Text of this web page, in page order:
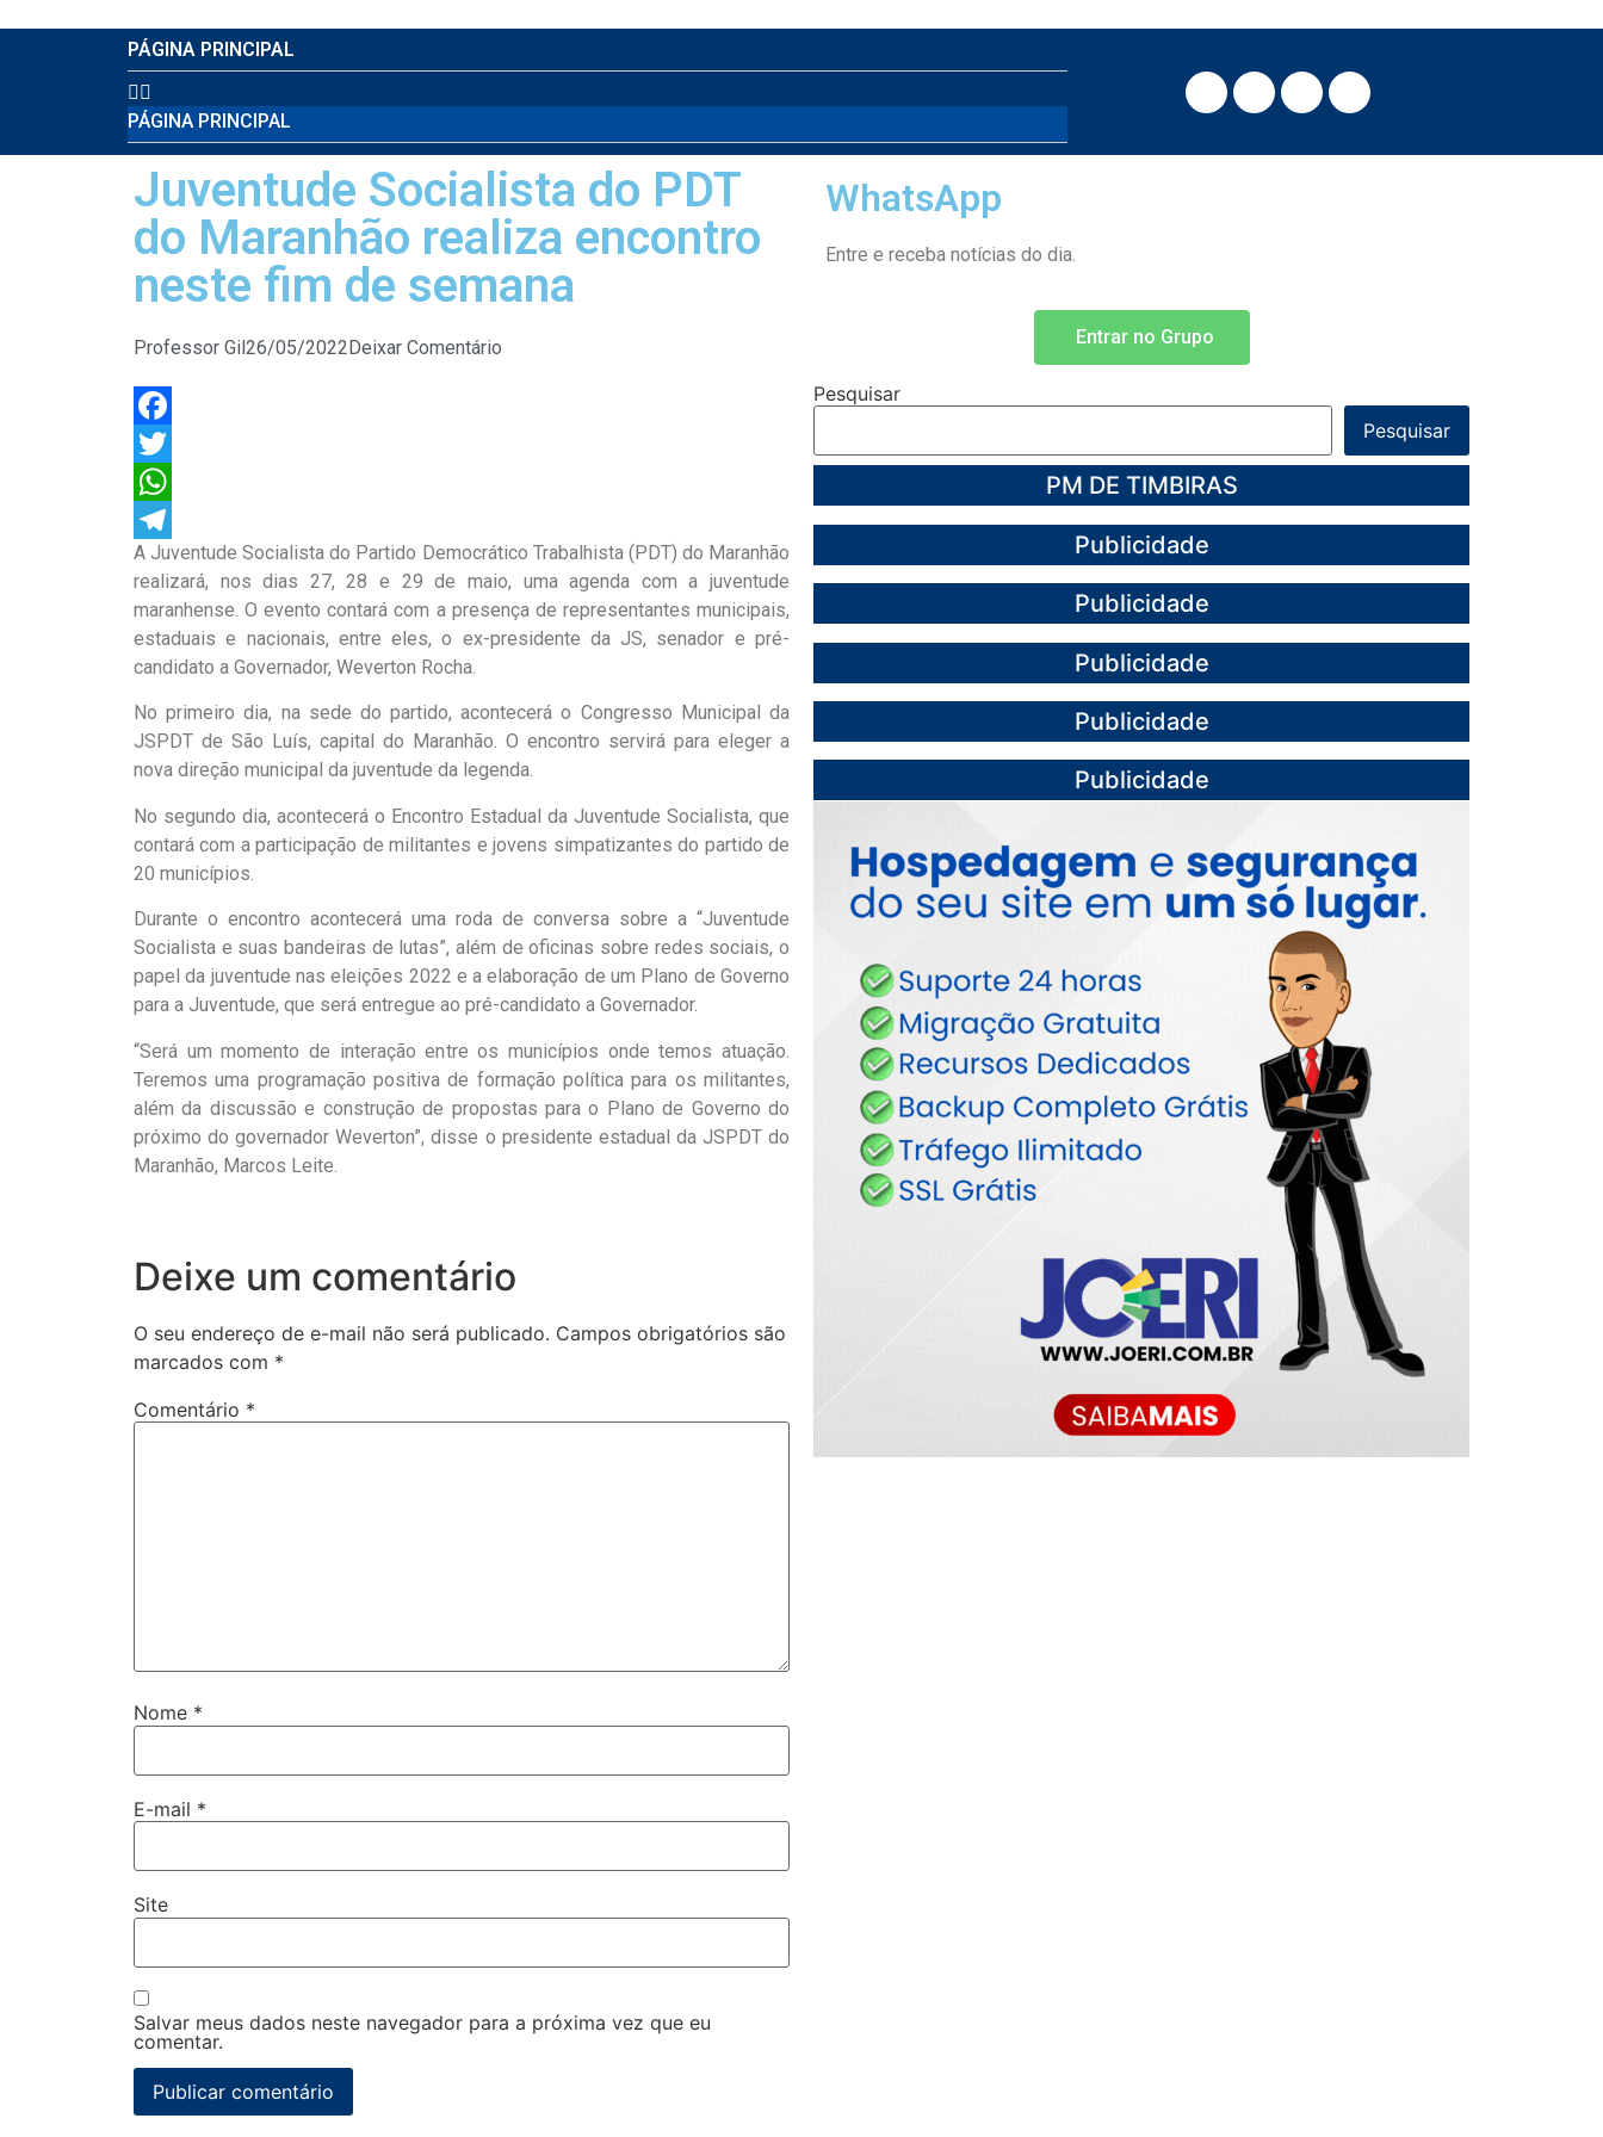
PÁGINA PRINCIPAL
PÁGINA PRINCIPAL
Juventude Socialista do PDT
do Maranhão realiza encontro
neste fim de semana
Professor Gil26/05/2022Deixar Comentário
Facebook
Twitter
WhatsApp
Telegram
A Juventude Socialista do Partido Democrático Trabalhista (PDT) do Maranhão
realizará, nos dias 27, 28 e 29 de maio, uma agenda com a juventude
maranhense. O evento contará com a presença de representantes municipais,
estaduais e nacionais, entre eles, o ex-presidente da JS, senador e pré-
candidato a Governador, Weverton Rocha.
No primeiro dia, na sede do partido, acontecerá o Congresso Municipal da
JSPDT de São Luís, capital do Maranhão. O encontro servirá para eleger a
nova direção municipal da juventude da legenda.
No segundo dia, acontecerá o Encontro Estadual da Juventude Socialista, que
contará com a participação de militantes e jovens simpatizantes do partido de
20 municípios.
Durante o encontro acontecerá uma roda de conversa sobre a “Juventude
Socialista e suas bandeiras de lutas”, além de oficinas sobre redes sociais, o
papel da juventude nas eleições 2022 e a elaboração de um Plano de Governo
para a Juventude, que será entregue ao pré-candidato a Governador.
“Será um momento de interação entre os municípios onde temos atuação.
Teremos uma programação positiva de formação política para os militantes,
além da discussão e construção de propostas para o Plano de Governo do
próximo do governador Weverton”, disse o presidente estadual da JSPDT do
Maranhão, Marcos Leite.
Deixe um comentário
O seu endereço de e-mail não será publicado. Campos obrigatórios são
marcados com *
Comentário *
Nome *
E-mail *
Site
Salvar meus dados neste navegador para a próxima vez que eu
comentar.
WhatsApp
Entre e receba notícias do dia.
Entrar no Grupo
Pesquisar
Pesquisar
PM DE TIMBIRAS
Publicidade
Publicidade
Publicidade
Publicidade
Publicidade